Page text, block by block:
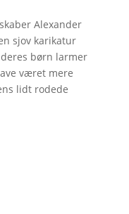
Alexander
sjov karikatur
børn larmer
været mere
lidt rodede